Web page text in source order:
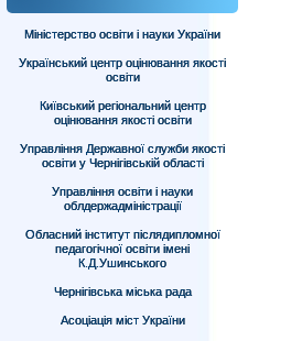
Міністерство освіти і науки України
Український центр оцінювання якості
освіти
Київський регіональний центр
оцінювання якості освіти
Управління Державної служби якості
освіти у Чернігівській області
Управління освіти і науки
облдержадміністрації
Обласний інститут післядипломної
педагогічної освіти імені
К.Д.Ушинського
Чернігівська міська рада
Асоціація міст України